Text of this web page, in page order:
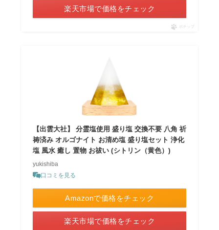
楽天市場で価格をチェック
ポチップ
【出雲大社】 分霊塩使用 盛り塩 交換不要 八角 祈
祷済み オルゴナイト お清め塩 盛り塩セット 浄化
塩 風水 癒し 置物 お祓い (シトリン（黄色）)
yukishiba
口コミを見る
Amazonで価格をチェック
楽天市場で価格をチェック